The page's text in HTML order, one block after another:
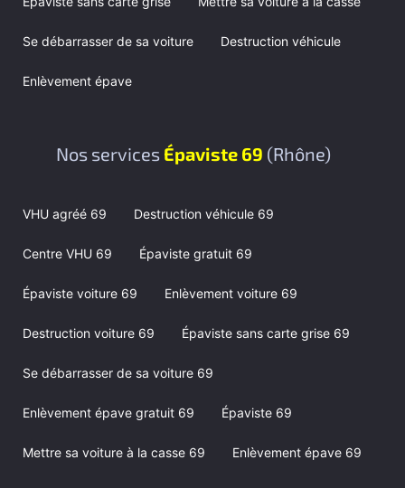
Se débarrasser de sa voiture Destruction véhicule
Enlèvement épave
Nos services Épaviste 69 (Rhône)
VHU agréé 69 Destruction véhicule 69
Centre VHU 69 Épaviste gratuit 69
Épaviste voiture 69 Enlèvement voiture 69
Destruction voiture 69 Épaviste sans carte grise 69
Se débarrasser de sa voiture 69
Enlèvement épave gratuit 69 Épaviste 69
Mettre sa voiture à la casse 69 Enlèvement épave 69